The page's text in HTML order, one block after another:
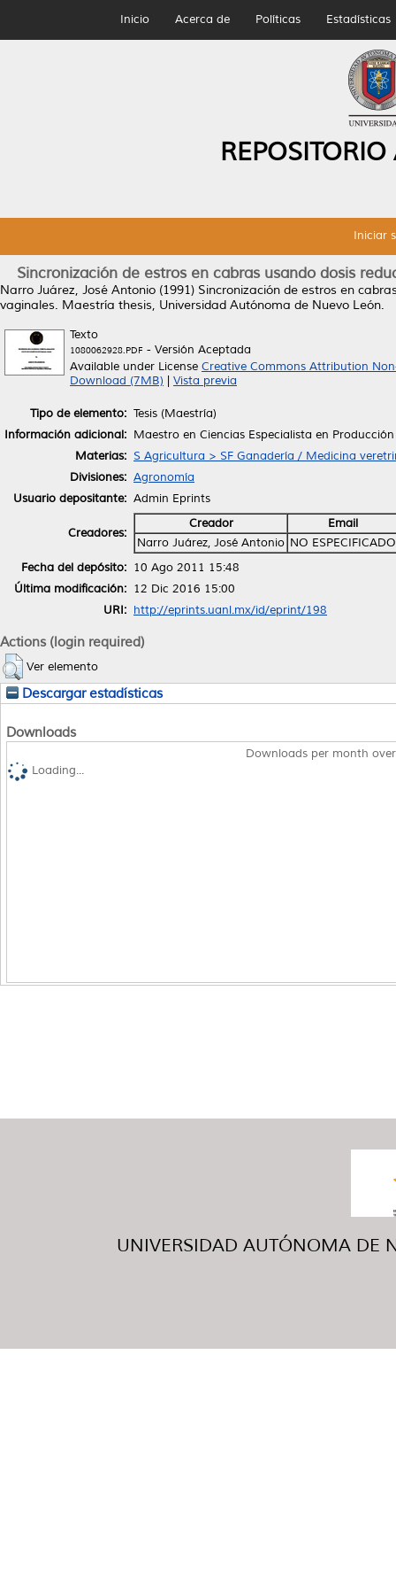
Inicio Acerca de Políticas Estadísticas
Iniciar
Sincronización de estros en cabras usando dosis
Narro Juárez, José Antonio (1991) Sincronización de estros en
vaginales. Maestría thesis, Universidad Autónoma de Nuevo León.
Texto
1080062928.PDF - Versión Aceptada
Available under License Creative Commons Attribution
Download (7MB)
Vista previa
Tipo de elemento: Tesis (Maestría)
Información adicional: Maestro en Ciencias Especialista en
Materias: S Agricultura > SF Ganadería / Medicina
Divisiones: Agronomía
Usuario depositante: Admin Eprints
Creadores:
Creador
Email
Narro Juárez, José Antonio NO ESPECIFICADO
Fecha del depósito: 10 Ago 2011 15:48
Última modificación: 12 Dic 2016 15:00
URI: http://eprints.uanl.mx/id/eprint/198
Actions (login required)
Ver elemento
Descargar estadísticas
Downloads
Downloads per month
Loading...
UNIVERSIDAD AUTÓNOMA DE